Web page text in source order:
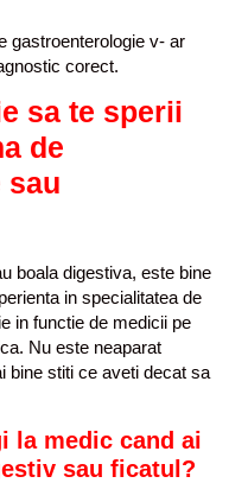
gastroenterologie v- ar
corect.
sa te sperii
de
sau
boala digestiva, este bine
in specialitatea de
in functie de medicii pe
Nu este neaparat
bine stiti ce aveti decat sa
la medic cand ai
sau ficatul?